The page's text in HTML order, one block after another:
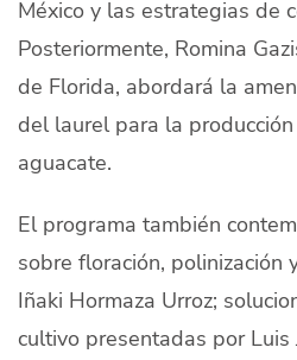
México y las estrategias de
Posteriormente, Romina
de Florida, abordará la
del laurel para la
aguacate.
El programa también
sobre floración, polinización
Iñaki Hormaza Urroz;
cultivo presentadas por Luis